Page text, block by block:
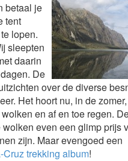
betaal je
tent
lopen.
sleepten
daarin
De
over de diverse
Het hoort nu, in de
en af en toe regen.
even een glimp prijs
zijn. Maar evengoed een
Cruz trekking album!